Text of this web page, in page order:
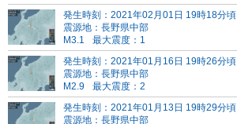
発生時刻：2021年02月01日 19時18分頃
震源地：長野県中部
M3.1
最大震度：1
発生時刻：2021年01月16日 19時26分頃
震源地：長野県中部
M2.9
最大震度：2
発生時刻：2021年01月13日 19時29分頃
震源地：長野県中部